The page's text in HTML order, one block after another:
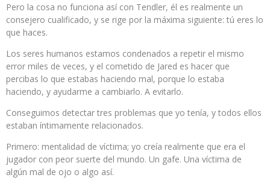
Pero la cosa no funciona así con Tendler, él es realmente un
consejero cualificado, y se rige por la máxima siguiente: tú eres lo
que haces.
Los seres humanos estamos condenados a repetir el mismo
error miles de veces, y el cometido de Jared es hacer que
percibas lo que estabas haciendo mal, porque lo estaba
haciendo, y ayudarme a cambiarlo. A evitarlo.
Conseguimos detectar tres problemas que yo tenía, y todos ellos
estaban íntimamente relacionados.
Primero: mentalidad de víctima; yo creía realmente que era el
jugador con peor suerte del mundo. Un gafe. Una víctima de
algún mal de ojo o algo así.